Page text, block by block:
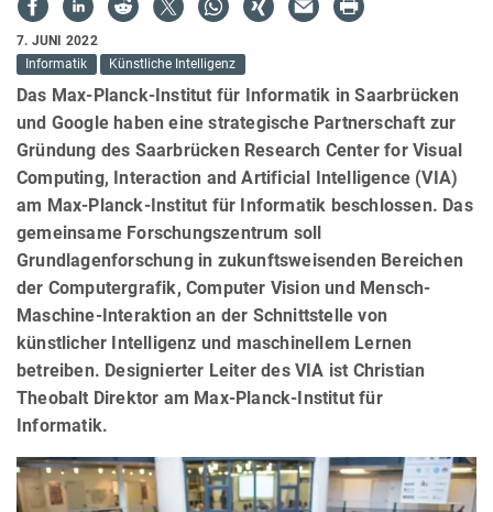
7. JUNI 2022
Informatik
Künstliche Intelligenz
Das Max-Planck-Institut für Informatik in Saarbrücken
und Google haben eine strategische Partnerschaft zur
Gründung des Saarbrücken Research Center for Visual
Computing, Interaction and Artificial Intelligence (VIA)
am Max-Planck-Institut für Informatik beschlossen. Das
gemeinsame Forschungszentrum soll
Grundlagenforschung in zukunftsweisenden Bereichen
der Computergrafik, Computer Vision und Mensch-
Maschine-Interaktion an der Schnittstelle von
künstlicher Intelligenz und maschinellem Lernen
betreiben. Designierter Leiter des VIA ist Christian
Theobalt Direktor am Max-Planck-Institut für
Informatik.